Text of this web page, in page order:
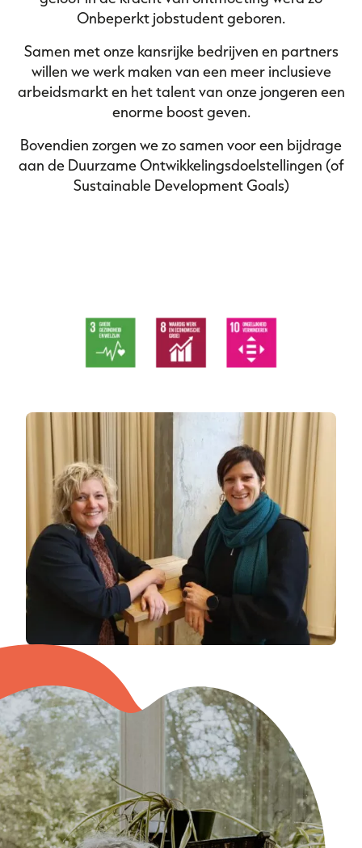
Kalender
Nieuws
Contact
Vacatures
Onbeperkt jobstudent geboren.
Samen met onze kansrijke bedrijven en partners
willen we werk maken van een meer inclusieve
arbeidsmarkt en het talent van onze jongeren een
enorme boost geven.
Bovendien zorgen we zo samen voor een bijdrage
aan de Duurzame Ontwikkelingsdoelstellingen (of
Sustainable Development Goals)